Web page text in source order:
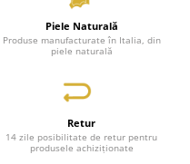
Piele Naturală
Produse manufacturate în Italia, din
piele naturală
Retur
14 zile posibilitate de retur pentru
produsele achiziționate